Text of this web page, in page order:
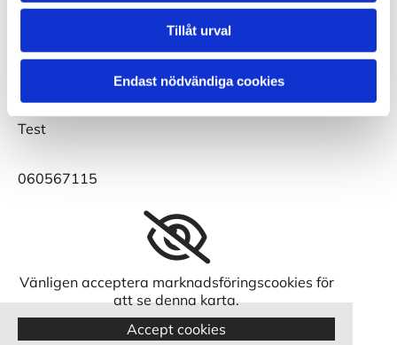
Tillåt urval
Endast nödvändiga cookies
Test
060567115
Vänligen acceptera marknadsföringscookies för
att se denna karta.
Accept cookies